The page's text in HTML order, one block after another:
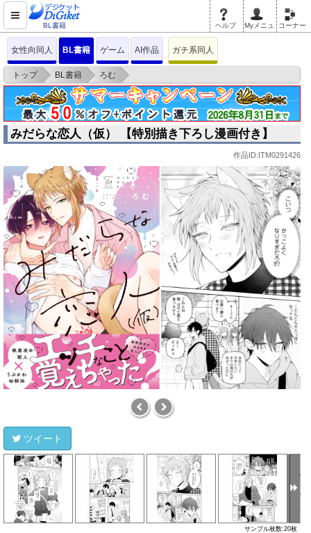
BL書籍 ヘルプ Myメニュ コーナー
女性向同人 BL書籍 ゲーム AI作品 ガチ系同人
トップ > BL書籍 > ろむ
>
みだらな恋人（仮） 【特別描き下ろし漫画付き】
みだらな恋人（仮） 【特別描き下ろし漫画付き】
作品ID:ITM0291426
ツイート
サンプル枚数:20枚